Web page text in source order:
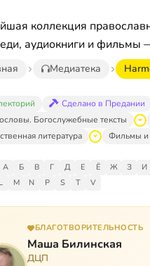
коллекция
аудиокниги и фильмы
Медиатека
Сделано в Предании
Богослужебные тексты
литература
Фильмы и
А Б В Г Д Е Ё Ж З И
L M N P S T V
БЛАГОТВОРИТЕЛЬНОСТЬ
Маша Билинская
ДЦП